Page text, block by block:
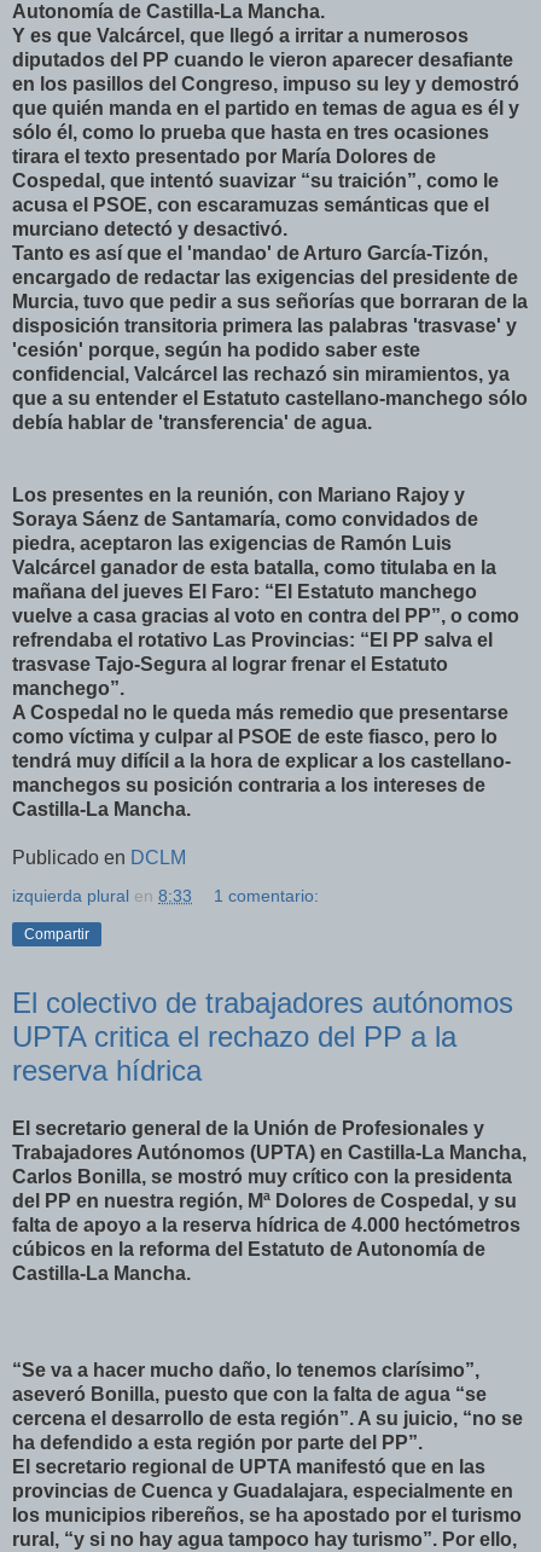
Autonomía de Castilla-La Mancha.
Y es que Valcárcel, que llegó a irritar a numerosos
diputados del PP cuando le vieron aparecer desafiante
en los pasillos del Congreso, impuso su ley y demostró
que quién manda en el partido en temas de agua es él y
sólo él, como lo prueba que hasta en tres ocasiones
tirara el texto presentado por María Dolores de
Cospedal, que intentó suavizar “su traición”, como le
acusa el PSOE, con escaramuzas semánticas que el
murciano detectó y desactivó.
Tanto es así que el 'mandao' de Arturo García-Tizón,
encargado de redactar las exigencias del presidente de
Murcia, tuvo que pedir a sus señorías que borraran de la
disposición transitoria primera las palabras 'trasvase' y
'cesión' porque, según ha podido saber este
confidencial, Valcárcel las rechazó sin miramientos, ya
que a su entender el Estatuto castellano-manchego sólo
debía hablar de 'transferencia' de agua.
Los presentes en la reunión, con Mariano Rajoy y
Soraya Sáenz de Santamaría, como convidados de
piedra, aceptaron las exigencias de Ramón Luis
Valcárcel ganador de esta batalla, como titulaba en la
mañana del jueves El Faro: “El Estatuto manchego
vuelve a casa gracias al voto en contra del PP”, o como
refrendaba el rotativo Las Provincias: “El PP salva el
trasvase Tajo-Segura al lograr frenar el Estatuto
manchego”.
A Cospedal no le queda más remedio que presentarse
como víctima y culpar al PSOE de este fiasco, pero lo
tendrá muy difícil a la hora de explicar a los castellano-
manchegos su posición contraria a los intereses de
Castilla-La Mancha.
Publicado en DCLM
izquierda plural en 8:33 1 comentario:
Compartir
El colectivo de trabajadores autónomos
UPTA critica el rechazo del PP a la
reserva hídrica
El secretario general de la Unión de Profesionales y
Trabajadores Autónomos (UPTA) en Castilla-La Mancha,
Carlos Bonilla, se mostró muy crítico con la presidenta
del PP en nuestra región, Mª Dolores de Cospedal, y su
falta de apoyo a la reserva hídrica de 4.000 hectómetros
cúbicos en la reforma del Estatuto de Autonomía de
Castilla-La Mancha.
“Se va a hacer mucho daño, lo tenemos clarísimo”,
aseveró Bonilla, puesto que con la falta de agua “se
cercena el desarrollo de esta región”. A su juicio, “no se
ha defendido a esta región por parte del PP”.
El secretario regional de UPTA manifestó que en las
provincias de Cuenca y Guadalajara, especialmente en
los municipios ribereños, se ha apostado por el turismo
rural, “y si no hay agua tampoco hay turismo”. Por ello,